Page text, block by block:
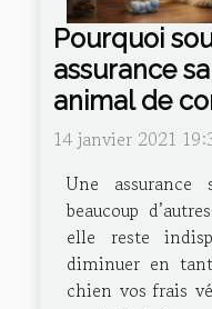
Pourquoi
assurance
animal de
14 janvier 2021
Une
beaucoup
elle reste
diminuer en
chien vos frais